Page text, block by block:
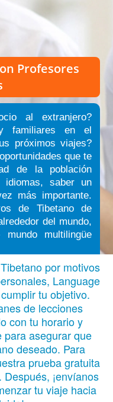
Profesores
al extranjero?
familiares en el
próximos viajes?
que te
de la población
saber un
más importante.
de Tibetano de
del mundo,
multilingüe
por motivos
Language
tu objetivo.
de lecciones
con tu horario y
para asegurar que
deseado. Para
prueba gratuita
¡envíanos
tu viaje hacia